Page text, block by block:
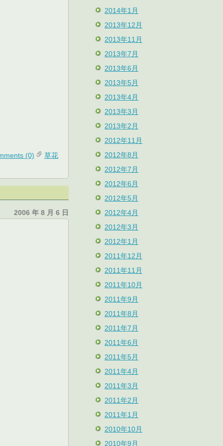
(0) 草花
2006 年 8 月 6 日
2014年1月
2013年12月
2013年11月
2013年7月
2013年6月
2013年5月
2013年4月
2013年3月
2013年2月
2012年11月
2012年8月
2012年7月
2012年6月
2012年5月
2012年4月
2012年3月
2012年1月
2011年12月
2011年11月
2011年10月
2011年9月
2011年8月
2011年7月
2011年6月
2011年5月
2011年4月
2011年3月
2011年2月
2011年1月
2010年10月
2010年9月